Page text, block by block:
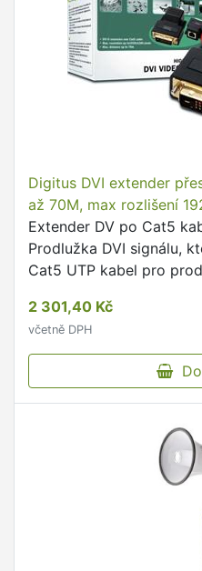
Digitus DVI extender
až 70M, max rozlišení
Extender DV po Cat5
Prodlužka DVI signálu,
Cat5 UTP kabel pro
2 301,40 Kč
včetně DPH
Do